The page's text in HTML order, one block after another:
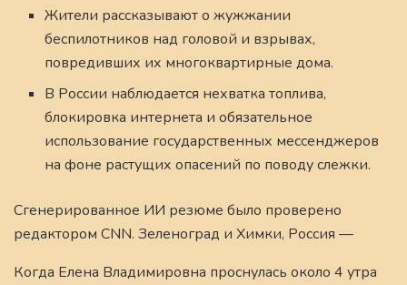
Жители рассказывают о жужжании
беспилотников над головой и взрывах,
повредивших их многоквартирные дома.
В России наблюдается нехватка топлива,
блокировка интернета и обязательное
использование государственных мессенджеров
на фоне растущих опасений по поводу слежки.
Сгенерированное ИИ резюме было проверено
редактором CNN. Зеленоград и Химки, Россия —
Когда Елена Владимировна проснулась около 4 утра